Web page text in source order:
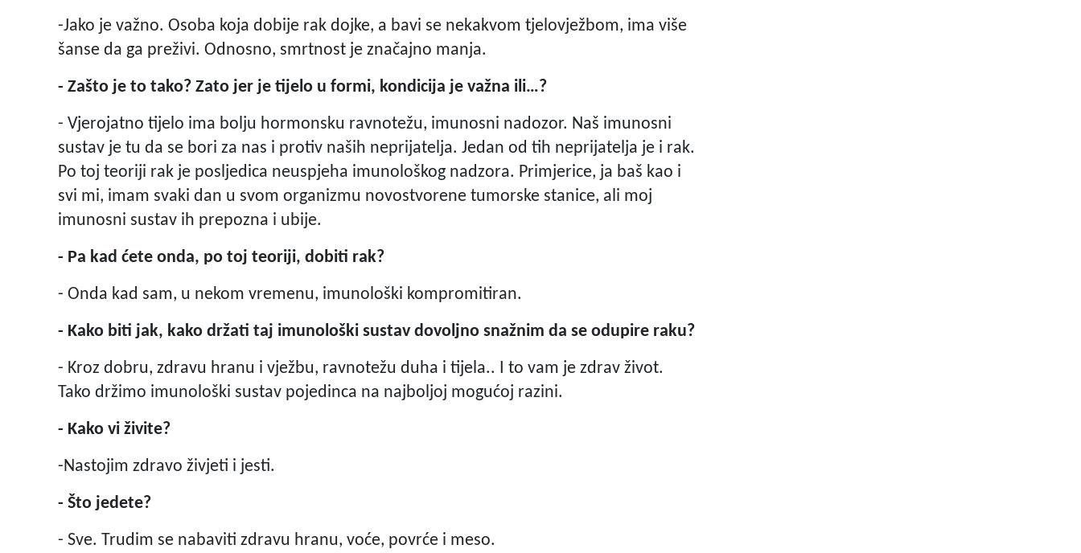
-Jako je važno. Osoba koja dobije rak dojke, a bavi se nekakvom tjelovježbom, ima više
šanse da ga preživi. Odnosno, smrtnost je značajno manja.
- Zašto je to tako? Zato jer je tijelo u formi, kondicija je važna ili…?
- Vjerojatno tijelo ima bolju hormonsku ravnotežu, imunosni nadozor. Naš imunosni
sustav je tu da se bori za nas i protiv naših neprijatelja. Jedan od tih neprijatelja je i rak.
Po toj teoriji rak je posljedica neuspjeha imunološkog nadzora. Primjerice, ja baš kao i
svi mi, imam svaki dan u svom organizmu novostvorene tumorske stanice, ali moj
imunosni sustav ih prepozna i ubije.
- Pa kad ćete onda, po toj teoriji, dobiti rak?
- Onda kad sam, u nekom vremenu, imunološki kompromitiran.
- Kako biti jak, kako držati taj imunološki sustav dovoljno snažnim da se odupire raku?
- Kroz dobru, zdravu hranu i vježbu, ravnotežu duha i tijela.. I to vam je zdrav život.
Tako držimo imunološki sustav pojedinca na najboljoj mogućoj razini.
- Kako vi živite?
-Nastojim zdravo živjeti i jesti.
- Što jedete?
- Sve. Trudim se nabaviti zdravu hranu, voće, povrće i meso.